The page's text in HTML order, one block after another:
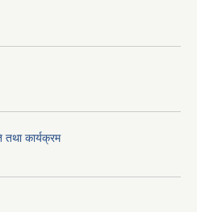
कार्यक्रम